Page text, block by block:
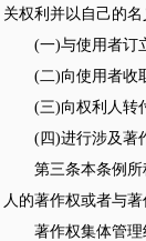
关权利并以自己的
(一)与使用者订立
(二)向使用者收取
(三)向权利人转
(四)进行涉及著作
第三条本条例所称
人的著作权或者与
著作权集体管理组